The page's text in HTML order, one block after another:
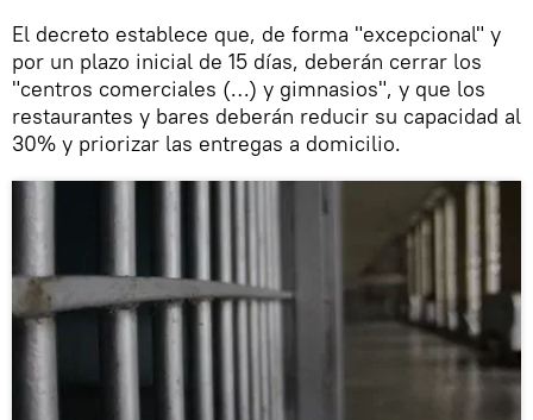
El decreto establece que, de forma "excepcional" y
por un plazo inicial de 15 días, deberán cerrar los
"centros comerciales (…) y gimnasios", y que los
restaurantes y bares deberán reducir su capacidad al
30% y priorizar las entregas a domicilio.